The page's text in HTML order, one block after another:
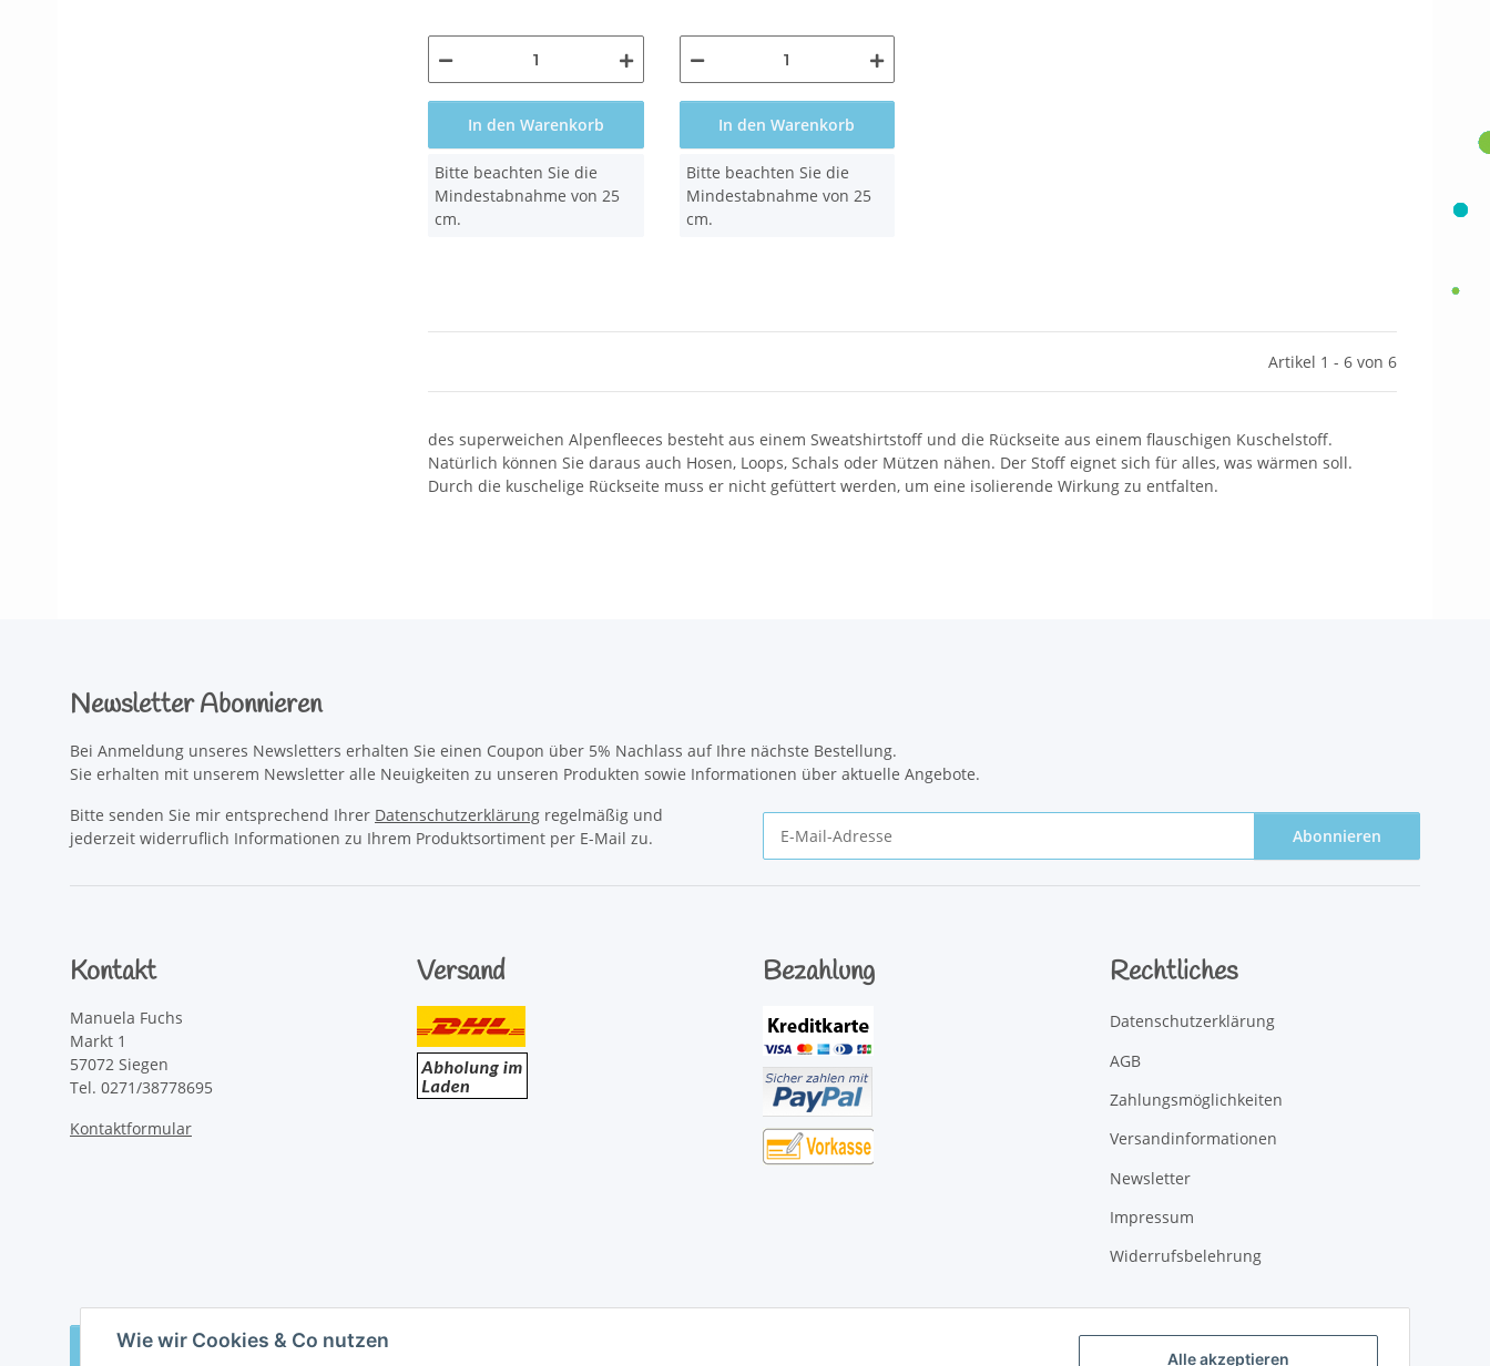
Alle akzeptieren
Wie wir Cookies & Co nutzen
In den Warenkorb
x
Bitte beachten Sie die
Mindestabnahme von 25
cm.
In den Warenkorb
x
Bitte beachten Sie die
Mindestabnahme von 25
cm.
Artikel 1 - 6 von 6
des superweichen Alpenfleeces besteht aus einem Sweatshirtstoff und die Rückseite aus einem flauschigen Kuschelstoff.
Natürlich können Sie daraus auch Hosen, Loops, Schals oder Mützen nähen. Der Stoff eignet sich für alles, was wärmen soll.
Durch die kuschelige Rückseite muss er nicht gefüttert werden, um eine isolierende Wirkung zu entfalten.
Newsletter Abonnieren
Bei Anmeldung unseres Newsletters erhalten Sie einen Coupon über 5% Nachlass auf Ihre nächste Bestellung.
Sie erhalten mit unserem Newsletter alle Neuigkeiten zu unseren Produkten sowie Informationen über aktuelle Angebote.
Bitte senden Sie mir entsprechend Ihrer Datenschutzerklärung regelmäßig und
jederzeit widerruflich Informationen zu Ihrem Produktsortiment per E-Mail zu.
Abonnieren
Kontakt
Manuela Fuchs
Markt 1
57072 Siegen
Tel. 0271/38778695
Kontaktformular
Versand Bezahlung Rechtliches
Datenschutzerklärung
AGB
Zahlungsmöglichkeiten
Versandinformationen
Newsletter
Impressum
Widerrufsbelehrung
Vertrag widerrufen